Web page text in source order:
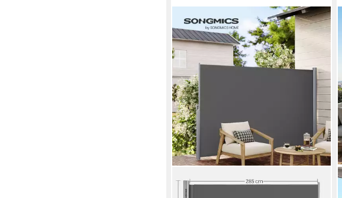
SONGMICS
Seitenarmmarkise Alu, ausziehbar,